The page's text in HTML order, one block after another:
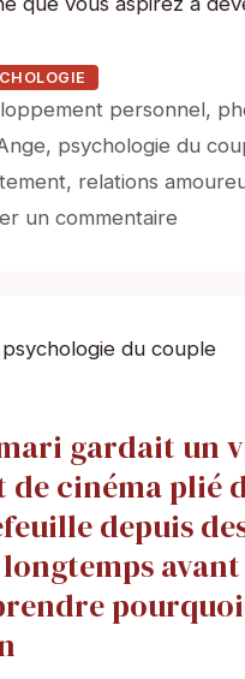
personnel,
, psychologie du
, relations
un commentaire
psychologie du couple
gardait un
cinéma plié
depuis
longtemps